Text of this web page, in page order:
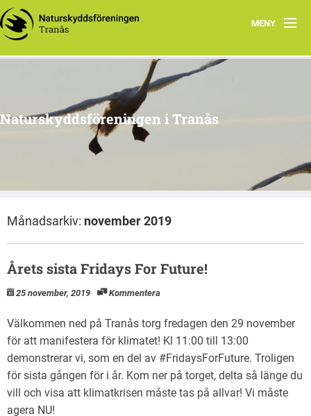
MENY
Hem
Naturskyddsföreningen i Tranås
Månadsarkiv: november 2019
Årets sista Fridays For Future!
25 november, 2019 Kommentera
Välkommen ned på Tranås torg fredagen den 29 november
för att manifestera för klimatet! Kl 11:00 till 13:00
demonstrerar vi, som en del av #FridaysForFuture. Troligen
för sista gången för i år. Kom ner på torget, delta så länge du
vill och visa att klimatkrisen måste tas på allvar! Vi måste
agera NU!